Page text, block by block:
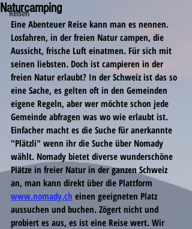
Reisen
Naturcamping
Eine Abenteuer Reise kann man es nennen.
Losfahren, in der freien Natur campen, die
Aussicht, frische Luft einatmen. Für sich mit
seinen liebsten. Doch ist campieren in der
freien Natur erlaubt? In der Schweiz ist das so
eine Sache, es gelten oft in den Gemeinden
eigene Regeln, aber wer möchte schon jede
Gemeinde abfragen was wo wie erlaubt ist.
Einfacher macht es die Suche für anerkannte
"Plätzli" wenn ihr die Suche über Nomady
wählt. Nomady bietet diverse wunderschöne
Plätze in freier Natur in der ganzen Schweiz
an, man kann direkt über die Plattform
www.nomady.ch einen geeigneten Platz
aussuchen und buchen. Zögert nicht und
probiert es aus, es ist eine Reise wert. Wir